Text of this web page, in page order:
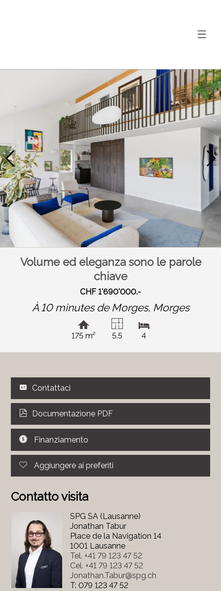
Volume ed eleganza sono le parole
chiave
CHF 1'690'000.-
À 10 minutes de Morges, Morges
175 m² 5.5 4
Contattaci
Documentazione PDF
Finanziamento
Aggiungere ai preferiti
Contatto visita
SPG SA (Lausanne)
Jonathan Tabur
Place de la Navigation 14
1001 Lausanne
Tel. +41 79 123 47 52
Cel. +41 79 123 47 52
Jonathan.Tabur@spg.ch
T: 079 123 47 52